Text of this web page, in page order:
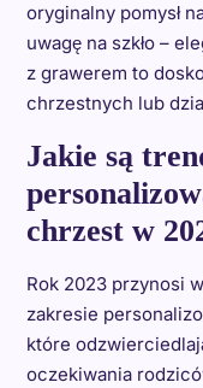
oryginalny pomysł
uwagę na szkło –
z grawerem to
chrzestnych lub
Jakie są
chrzest w
Rok 2023 przynosi
zakresie
które
oczekiwania